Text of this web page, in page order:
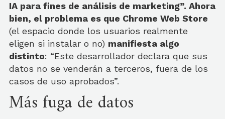
IA para fines de análisis de marketing”. Ahora
bien, el problema es que Chrome Web Store
(el espacio donde los usuarios realmente
eligen si instalar o no) manifiesta algo
distinto: “Este desarrollador declara que sus
datos no se venderán a terceros, fuera de los
casos de uso aprobados”.
Más fuga de datos